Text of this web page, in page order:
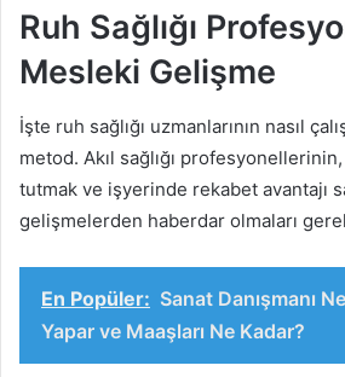
Ruh Sağlığı
Mesleki Gelişme
İşte ruh sağlığı uzmanlarının nasıl
metod. Akıl sağlığı
tutmak ve işyerinde rekabet avantajı
gelişmelerden haberdar olmaları
En Popüler: Sanat Danışmanı
Yapar ve Maaşları Ne Kadar?